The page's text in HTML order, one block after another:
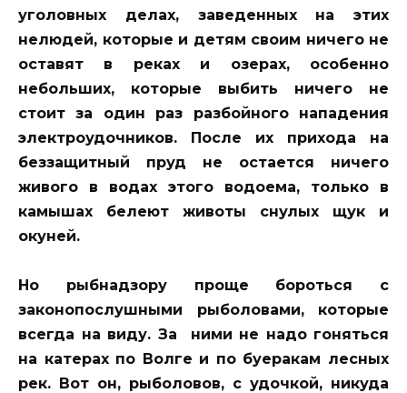
уголовных делах, заведенных на этих
нелюдей, которые и детям своим ничего не
оставят в реках и озерах, особенно
небольших, которые выбить ничего не
стоит за один раз разбойного нападения
электроудочников. После их прихода на
беззащитный пруд не остается ничего
живого в водах этого водоема, только в
камышах белеют животы снулых щук и
окуней.
Но рыбнадзору проще бороться с
законопослушными рыболовами, которые
всегда на виду. За ними не надо гоняться
на катерах по Волге и по буеракам лесных
рек. Вот он, рыболовов, с удочкой, никуда